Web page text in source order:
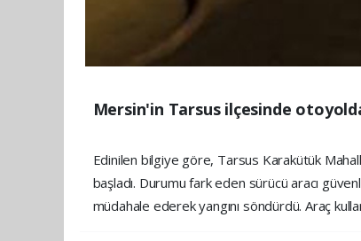
Mersin'in Tarsus ilçesinde
Edinilen bilgiye göre, Tarsus Karakütük
başladı. Durumu fark eden sürücü aracı
müdahale ederek yangını söndürdü. Araç